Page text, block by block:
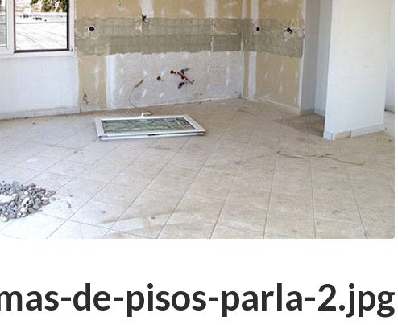
de-pisos-parla-2.jpg